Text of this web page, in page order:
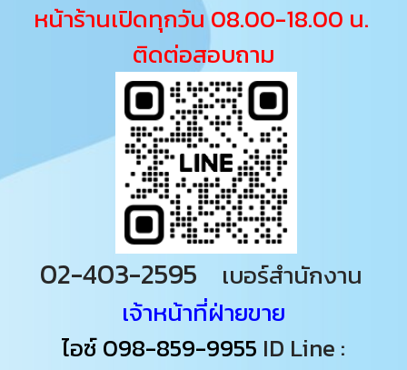
หน้าร้านเปิดทุกวัน 08.00-18.00 น.
ติดต่อสอบถาม
02-403-2595
เบอร์สำนักงาน
เจ้าหน้าที่ฝ่ายขาย
ไอซ์098-859-9955 ID Line :